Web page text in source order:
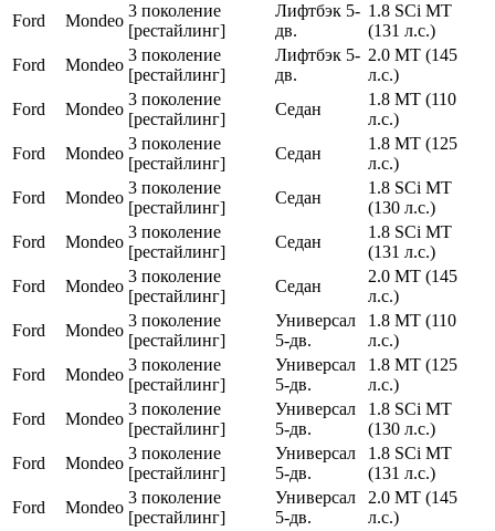
Ford
Mondeo
3 поколение
[рестайлинг]
Лифтбэк 5-
дв.
1.8 SCi MT
(131 л.с.)
Ford
Mondeo
3 поколение
[рестайлинг]
Лифтбэк 5-
дв.
2.0 MT (145
л.с.)
Ford
Mondeo
3 поколение
[рестайлинг]
Седан
1.8 MT (110
л.с.)
Ford
Mondeo
3 поколение
[рестайлинг]
Седан
1.8 MT (125
л.с.)
Ford
Mondeo
3 поколение
[рестайлинг]
Седан
1.8 SCi MT
(130 л.с.)
Ford
Mondeo
3 поколение
[рестайлинг]
Седан
1.8 SCi MT
(131 л.с.)
Ford
Mondeo
3 поколение
[рестайлинг]
Седан
2.0 MT (145
л.с.)
Ford
Mondeo
3 поколение
[рестайлинг]
Универсал
5-дв.
1.8 MT (110
л.с.)
Ford
Mondeo
3 поколение
[рестайлинг]
Универсал
5-дв.
1.8 MT (125
л.с.)
Ford
Mondeo
3 поколение
[рестайлинг]
Универсал
5-дв.
1.8 SCi MT
(130 л.с.)
Ford
Mondeo
3 поколение
[рестайлинг]
Универсал
5-дв.
1.8 SCi MT
(131 л.с.)
Ford
Mondeo
3 поколение
[рестайлинг]
Универсал
5-дв.
2.0 MT (145
л.с.)